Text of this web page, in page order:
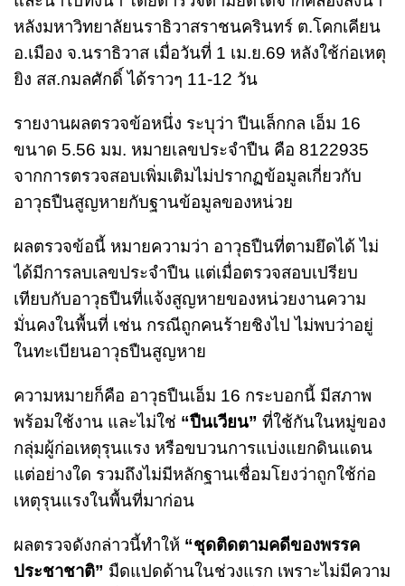
หลังมหาวิทยาลัยนราธิวาสราชนครินทร์ ต.โคกเคียน
อ.เมือง จ.นราธิวาส เมื่อวันที่ 1 เม.ย.69 หลังใช้ก่อเหตุ
ยิง สส.กมลศักดิ์ ได้ราวๆ 11-12 วัน
รายงานผลตรวจข้อหนึ่ง ระบุว่า ปืนเล็กกล เอ็ม 16
ขนาด 5.56 มม. หมายเลขประจำปืน คือ 8122935
จากการตรวจสอบเพิ่มเติมไม่ปรากฏข้อมูลเกี่ยวกับ
อาวุธปืนสูญหายกับฐานข้อมูลของหน่วย
ผลตรวจข้อนี้ หมายความว่า อาวุธปืนที่ตามยึดได้ ไม่
ได้มีการลบเลขประจำปืน แต่เมื่อตรวจสอบเปรียบ
เทียบกับอาวุธปืนที่แจ้งสูญหายของหน่วยงานความ
มั่นคงในพื้นที่ เช่น กรณีถูกคนร้ายชิงไป ไม่พบว่าอยู่
ในทะเบียนอาวุธปืนสูญหาย
ความหมายก็คือ อาวุธปืนเอ็ม 16 กระบอกนี้ มีสภาพ
พร้อมใช้งาน และไม่ใช่ “ปืนเวียน” ที่ใช้กันในหมู่ของ
กลุ่มผู้ก่อเหตุรุนแรง หรือขบวนการแบ่งแยกดินแดน
แต่อย่างใด รวมถึงไม่มีหลักฐานเชื่อมโยงว่าถูกใช้ก่อ
เหตุรุนแรงในพื้นที่มาก่อน
ผลตรวจดังกล่าวนี้ทำให้ “ชุดติดตามคดีของพรรค
ประชาชาติ” มืดแปดด้านในช่วงแรก เพราะไม่มีความ